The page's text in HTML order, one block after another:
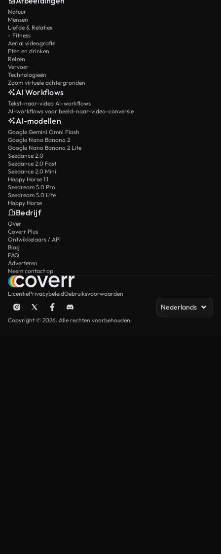
Natuur
Mensen
Liefde & Relaties
- Fitness
Aerial videografie
Eten en drinken
Reizen
Vervoer
Technologieën
Zoom virtuele achtergronden
AI Workflows
Tekst-naar-video AI-workflows
AI-workflows voor beeld-naar-video-conversie
AI-modellen
Google Gemini Omni Flash
Google Nano Banana 2
Google Nano Banana 2 Lite
Seedance 2.0
Seedance 2.0 Fast
Seedance 2.0 Mini
Happy Horse 1.1
Seedream 5.0 Pro
Seedream 5.0 Lite
Happy Horse
Bedrijf
Over
Coverr Plus
Ontwikkelaars / API
Blog
FAQ
Adverteren
Neem contact op
LicentiePrivacybeleidGebruiksvoorwaarden
Nederlands
Copyright © 2026. Alle rechten voorbehouden.